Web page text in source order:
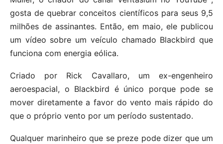
gosta de quebrar conceitos científicos para seus 9,5
milhões de assinantes. Então, em maio, ele publicou
um vídeo sobre um veículo chamado Blackbird que
funciona com energia eólica.
Criado por Rick Cavallaro, um ex-engenheiro
aeroespacial, o Blackbird é único porque pode se
mover diretamente a favor do vento mais rápido do
que o próprio vento por um período sustentado.
Qualquer marinheiro que se preze pode dizer que um